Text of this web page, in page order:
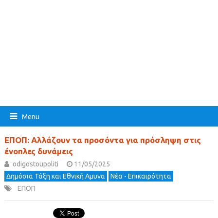
Menu
ΕΠΟΠ: Αλλάζουν τα προσόντα για πρόσληψη στις
ένοπλες δυνάμεις
odigostoupoliti
11/05/2025
Δημόσια Τάξη και Εθνική Αμυνα
Νέα - Επικαιρότητα
ΕΠΟΠ